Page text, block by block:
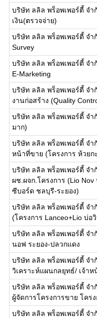
บริษัท ลลิล พร็อพเพอร์ตี้ จ
เงิน(ตรวจจ่าย)
บริษัท ลลิล พร็อพเพอร์ตี้ จ
Survey
บริษัท ลลิล พร็อพเพอร์ตี้ จ
E-Marketing
บริษัท ลลิล พร็อพเพอร์ตี้ จ
งานก่อสร้าง (Quality
บริษัท ลลิล พร็อพเพอร์ตี้ จ
มาก)
บริษัท ลลิล พร็อพเพอร์ตี้ จ
หน้าที่ขาย (โครงการ ห้วยก
บริษัท ลลิล พร็อพเพอร์ตี้ จ
ผช.ผจก.โครงการ (Lio
ซีบอร์ด ชลบุรี-ระยอง)
บริษัท ลลิล พร็อพเพอร์ตี้ จ
(โครงการ Lanceo+Lio บ่
บริษัท ลลิล พร็อพเพอร์ตี้ จ
นอฟ ระยอง-ปลวกแดง
บริษัท ลลิล พร็อพเพอร์ตี้ จ
วิเคราะห์แผนกลยุทธ์/ เจ้า
บริษัท ลลิล พร็อพเพอร์ตี้ จ
ผู้จัดการโครงการขาย โคร
บริษัท ลลิล พร็อพเพอร์ตี้ จ